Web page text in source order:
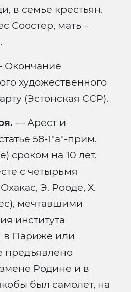
в семье крестьян.
Соостер, мать –
Окончание
художественного
(Эстонская ССР).
— Арест и
58-1"а"-прим.
сроком на 10 лет.
с четырьмя
Э. Рооде, Х.
мечтавшими
института
в Париже или
предъявлено
Родине и в
был самолет, на